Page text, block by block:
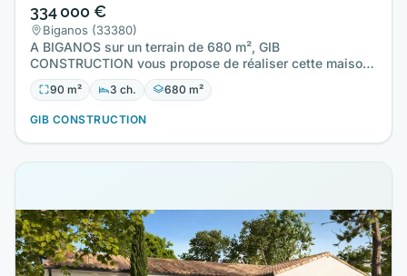
334 000 €
Biganos (33380)
A BIGANOS sur un terrain de 680 m², GIB
CONSTRUCTION vous propose de réaliser cette maison
neuve d'une surface de 90 m²…
90 m² 3 ch. 680 m²
GIB CONSTRUCTION